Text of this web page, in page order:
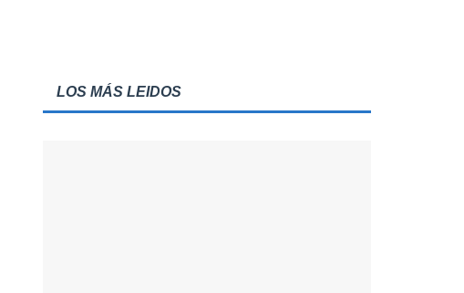
LOS MÁS LEIDOS